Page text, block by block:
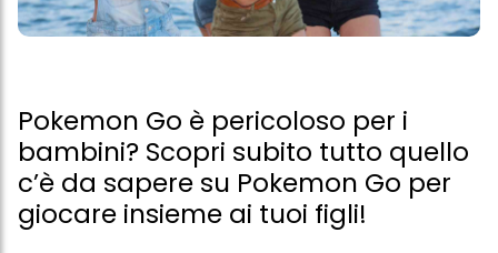
Pokemon Go è pericoloso per i
bambini? Scopri subito tutto quello
c’è da sapere su Pokemon Go per
giocare insieme ai tuoi figli!